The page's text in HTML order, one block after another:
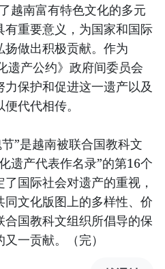
越南富有特色文化的多元
重要意义，为国家和国际
扬做出积极贡献。作为
遗产公约》政府间委员会
保护和促进这一遗产以及
代代相传。
”是越南被联合国教科文
遗产代表作名录”的第16个
国际社会对遗产的重视，
文化版图上的多样性、价
国教科文组织所倡导的保
一贡献。（完）